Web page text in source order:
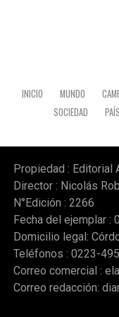
que proyecta una
en tecnología y
Gentileza radio
INICIO MUNDO
SOCIEDAD
PAÍS
Propiedad : Editorial
Director : Nicolás
N°Edición : 2266
Fecha del ejemplar :
Domicilio legal:
Teléfonos : 0223-
Correo comercial :
Correo redacción: